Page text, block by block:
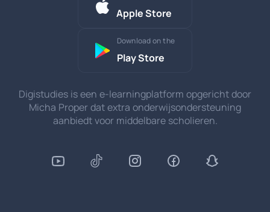
Apple Store
Download on the
Play Store
Digistudies is een e-learningplatform opgericht door
Micha Proper dat extra onderwijsondersteuning
aanbiedt voor middelbare scholieren.